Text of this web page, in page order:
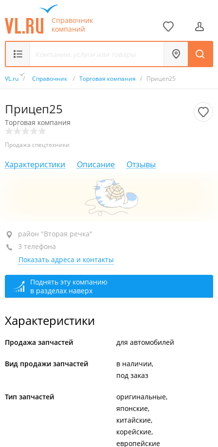
Справочник
компаний
VL.ru / Справочник / Торговая компания / Прицеп25
Прицеп25
Торговая компания
Продажа спецтехники
Характеристики Описание Отзывы
район "Вторая речка", ул. Волжская, 1 стр. 16
+7 (423) 208-30-08
+7 984 198-30-08
+7 984 196-95-35
сегодня закрыто
район "Вторая речка"
3 телефона
Показать адреса и контакты
Поднять эту компанию
в разделах наверх
Характеристики
Продажа запчастей для автомобилей
Вид продажи запчастей
в наличии
под заказ
Тип запчастей
оригинальные
японские
китайские
корейские
европейские